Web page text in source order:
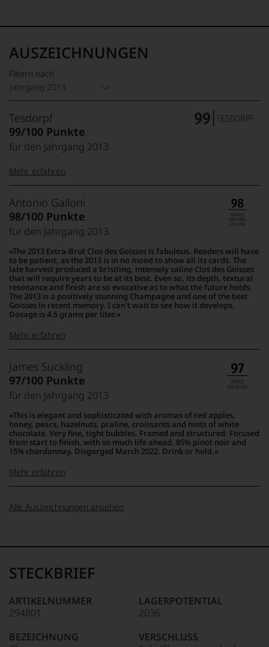
AUSZEICHNUNGEN
Filtern nach
Jahrgang 2013
Tesdorpf
99/100 Punkte
für den Jahrgang 2013
99–100 Punkte:
95–98 Punkte:
90–94 Punkte:
85–89 Punkte:
Unter 85 Punkte:
Tesdorpf
Der
Name
Tesdorpf
steht
für
»Fine
Wine«,
für
die
edlen
der
Welt,
wie
kaum
ein
anderer.
dokumentieren
wir
auch
und
mit
Bewertungen
Medaillen
oder
in
unseren
oder
in
Webshop,
Mehr erfahren
Antonio Galloni
98/100 Punkte
für den Jahrgang 2013
The 2013 Extra-Brut Clos des Goisses is fabulous. Readers will have
to be patient, as the 2013 is in no mood to show all its cards. The
late harvest produced a bristling, intensely saline Clos des Goisses
that will require years to be at its best. Even so, its depth, textural
resonance and finish are so evocative as to what the future holds.
The 2013 is a positively stunning Champagne and one of the best
Goisses in recent memory. I can't wait to see how it develops.
Dosage is 4.5 grams per liter.
100-96
Punkte:außergewöhnlich,
Weltklasse
95-90 Punkte:ganz
hervorragend
89-85 Punkte:sehr gut,
Tendenz in Richtung
ausgezeichnet, sollte man
ordentlich, gut, sauber
möglicherweise mit einem
unter 75 Punkte:unsauber,
Antonio
Galloni
Der
als
Sohn
eines
Italieners
und
einer
Amerikanerin
in
Caracas
geborene
Antonio
mit
Portal
»Vinous«
den
einflussreichsten
der
Mehr erfahren
James Suckling
97/100 Punkte
für den Jahrgang 2013
This is elegant and sophisticated with aromas of red apples,
honey, pears, hazelnuts, praline, croissants and hints of white
chocolate. Very fine, tight bubbles. Framed and structured. Focused
from start to finish, with so much life ahead. 85% pinot noir and
15% chardonnay. Disgorged March 2022. Drink or hold.
mehr:
Unter 88
Suckling
James
Jahrgang
1958,
heute
zu
bedeutendsten
Mehr erfahren
Alle Auszeichnungen ansehen
STECKBRIEF
ARTIKELNUMMER
294801
BEZEICHNUNG
LAGERPOTENTIAL
2036
VERSCHLUSS